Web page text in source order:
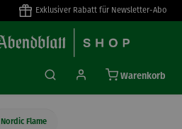
Exklusiver Rabatt für Newsletter-Abo
Warenkorb
Nordic Flame